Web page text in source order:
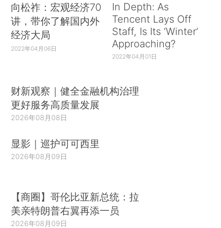
向松祚：宏观经济70
讲，带你了解国内外
经济大局
2022年04月06日
In Depth: As
Tencent Lays Off
Staff, Is Its ‘Winter’
Approaching?
2022年04月01日
财新观察｜健全金融机构治理
更好服务高质量发展
2026年08月08日
显影｜巡护可可西里
2026年08月09日
【商圈】哥伦比亚新总统：拉
美亲特朗普右翼再添一员
2026年08月09日